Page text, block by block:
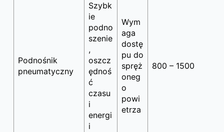
Podnośnik
pneumatyczny
Szybk
ie
podno
szenie
,
oszcz
ędnoś
ć
czasu
i
energi
i
Wym
aga
dostę
pu do
spręż
oneg
o
powi
etrza
800 – 1500